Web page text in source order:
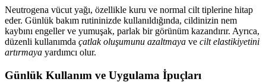
Neutrogena vücut yağı, özellikle kuru ve normal cilt tiplerine hitap
eder. Günlük bakım rutininizde kullanıldığında, cildinizin nem
kaybını engeller ve yumuşak, parlak bir görünüm kazandırır. Ayrıca,
düzenli kullanımda çatlak oluşumunu azaltmaya ve cilt elastikiyetini
artırmaya yardımcı olur.
Günlük Kullanım ve Uygulama İpuçları